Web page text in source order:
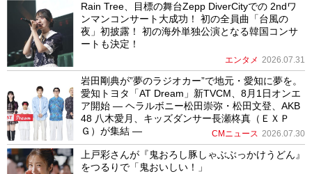
Rain Tree、目標の舞台Zepp DiverCityでの 2ndワ
ンマンコンサート大成功！ 初の全員曲「台風の
夜」初披露！ 初の海外単独公演となる韓国コンサ
ートも決定！
エンタメ 2026.07.31
岩田剛典が”夢のラジオカー”で地元・愛知に夢を。
愛知トヨタ「AT Dream」新TVCM、8月1日オンエ
ア開始 ― ヘラルボニー松田崇弥・松田文登、AKB
48 八木愛月、キッズダンサー長瀬柊真（ＥＸＰ
Ｇ）が集結 ―
CMニュース 2026.07.30
上戸彩さんが『鬼おろし豚しゃぶぶっかけうどん』
をつるりで「鬼おいしい！」